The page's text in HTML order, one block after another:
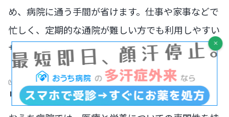
め、病院に通う手間が省けます。仕事や家事などで
忙しく、定期的な通院が難しい方でも利用しやすい
サービスです。
✅ 女性医師が丁寧に対応。自分に合ったサプ
リが提案される